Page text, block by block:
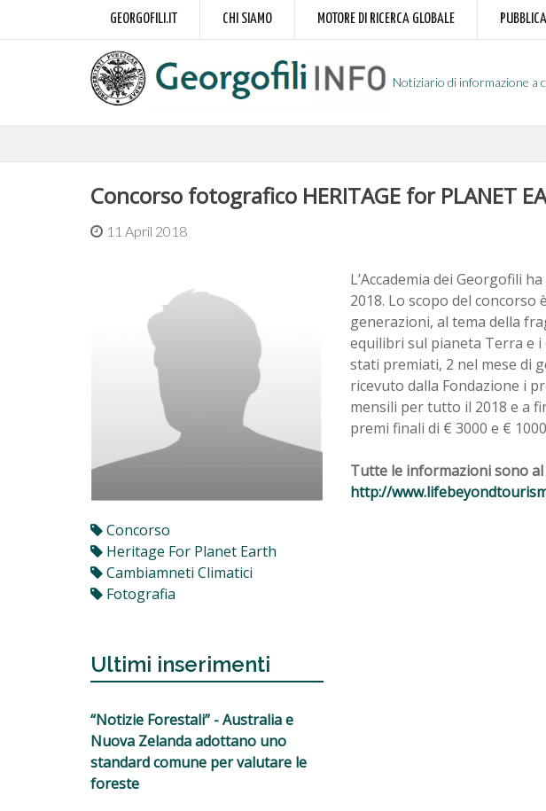
GEORGOFILI.IT CHI SIAMO MOTORE DI RICERCA GLOBALE
Notiziario di informazione a
Concorso fotografico HERITAGE for PLANET
11 April 2018
Concorso
Heritage For Planet Earth
Cambiamneti Climatici
Fotografia
Ultimi inserimenti
“Notizie Forestali” - Australia e
Nuova Zelanda adottano uno
standard comune per valutare le
foreste
L’Accademia dei Georgofili
2018. Lo scopo del
generazioni, al tema della
equilibri sul pianeta Terra e i
stati premiati, 2 nel mese di
ricevuto dalla Fondazione i
mensili per tutto il 2018 e a
premi finali di € 3000 e €
Tutte le informazioni sono
http://